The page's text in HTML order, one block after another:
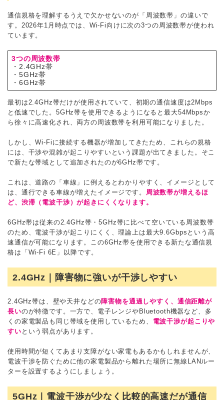
通信規格を理解するうえで欠かせないのが「周波数帯」の違いで
す。2026年1月時点では、Wi-Fi向けに次の3つの周波数帯が使われ
ています。
3つの周波数帯
・2.4GHz帯
・5GHz帯
・6GHz帯
最初は2.4GHz帯だけが使用されていて、初期の通信速度は2Mbps
と低速でした。5GHz帯を使用できるようになると最大54Mbpsか
ら徐々に高速化され、両方の周波数帯を利用可能になりました。
しかし、Wi-Fiに接続する機器が増加してきたため、これらの規格
には、干渉や混雑が起こりやすいという課題が出てきました。そこ
で新たな帯域として追加されたのが6GHz帯です。
これは、道路の「車線」に例えるとわかりやすく、イメージとして
は、通行できる車線が増えたイメージです。 周波数帯が増えるほ
ど、渋滞（電波干渉）が起きにくくなります。
6GHz帯は従来の2.4GHz帯・5GHz帯に比べて空いている周波数帯
のため、電波干渉が起こりにくく、理論上は最大9.6Gbpsという高
速通信が可能になります。この6GHz帯を使用できる新たな通信規
格は「Wi-Fi 6E」以降です。
2.4GHz｜障害物に強いが干渉しやすい
2.4GHz帯は、壁や天井などの障害物を通過しやすく、通信距離が
長いのが特徴です。一方で、電子レンジやBluetooth機器など、多
くの家電製品も同じ帯域を使用しているため、 電波干渉が起こりや
すい という弱点があります。
使用時間が短くてあまり支障がない家電もあるかもしれませんが、
電波干渉を防ぐために他の家電製品から離れた場所に無線LANルー
ターを設置するようにしましょう。
5GHz｜電波干渉が少なく比較的高速だが通信